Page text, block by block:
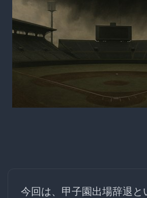
今回は、甲子園出場辞退と